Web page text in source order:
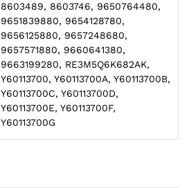
8603489, 8603746, 9650764480,
9651839880, 9654128780,
9656125880, 9657248680,
9657571880, 9660641380,
9663199280, RE3M5Q6K682AK,
Y60113700, Y60113700A, Y60113700B,
Y60113700C, Y60113700D,
Y60113700E, Y60113700F,
Y60113700G